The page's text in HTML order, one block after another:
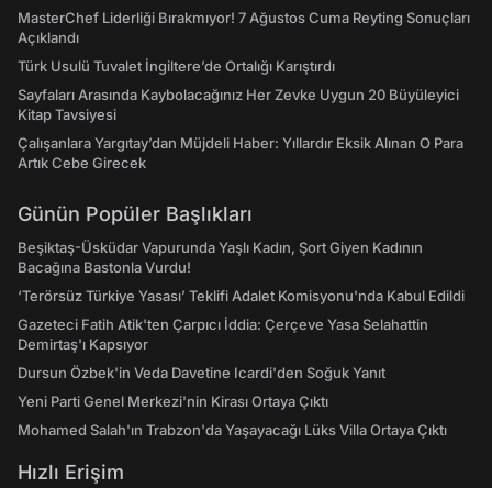
MasterChef Liderliği Bırakmıyor! 7 Ağustos Cuma Reyting Sonuçları
Açıklandı
Türk Usulü Tuvalet İngiltere’de Ortalığı Karıştırdı
Sayfaları Arasında Kaybolacağınız Her Zevke Uygun 20 Büyüleyici
Kitap Tavsiyesi
Çalışanlara Yargıtay’dan Müjdeli Haber: Yıllardır Eksik Alınan O Para
Artık Cebe Girecek
Günün Popüler Başlıkları
Beşiktaş-Üsküdar Vapurunda Yaşlı Kadın, Şort Giyen Kadının
Bacağına Bastonla Vurdu!
‘Terörsüz Türkiye Yasası’ Teklifi Adalet Komisyonu'nda Kabul Edildi
Gazeteci Fatih Atik'ten Çarpıcı İddia: Çerçeve Yasa Selahattin
Demirtaş'ı Kapsıyor
Dursun Özbek'in Veda Davetine Icardi'den Soğuk Yanıt
Yeni Parti Genel Merkezi'nin Kirası Ortaya Çıktı
Mohamed Salah'ın Trabzon'da Yaşayacağı Lüks Villa Ortaya Çıktı
Hızlı Erişim